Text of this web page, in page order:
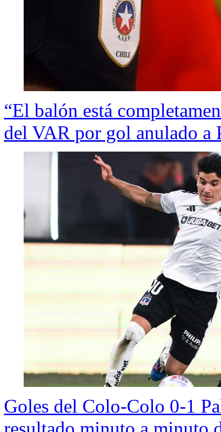
“El balón está
del VAR por gol anulado a
Goles del Colo-Colo 0-1